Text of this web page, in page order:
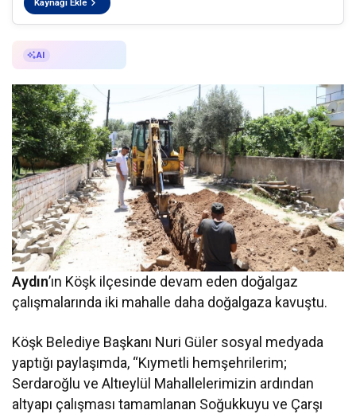
Kaynağı Ekle
AI
Aydın’ın Köşk ilçesinde devam eden doğalgaz
çalışmalarında iki mahalle daha doğalgaza kavuştu.
Köşk Belediye Başkanı Nuri Güler sosyal medyada
yaptığı paylaşımda, “Kıymetli hemşehrilerim;
Serdaroğlu ve Altıeylül Mahallelerimizin ardından
altyapı çalışması tamamlanan Soğukkuyu ve Çarşı